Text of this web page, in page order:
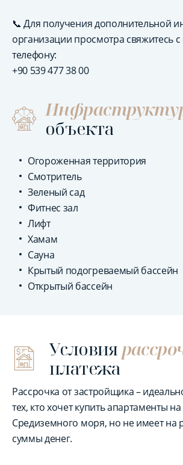
📞 Для получения дополнительной
организации просмотра свяжитесь
телефону:
+90 539 477 38 00
объекта
Огороженная территория
Смотритель
Зеленый сад
Фитнес зал
Лифт
Хамам
Сауна
Крытый подогреваемый бассейн
Открытый бассейн
Условия
платежа
Рассрочка от застройщика –
тех, кто хочет купить апартаменты
Средиземного моря, но не имеет на
суммы денег.